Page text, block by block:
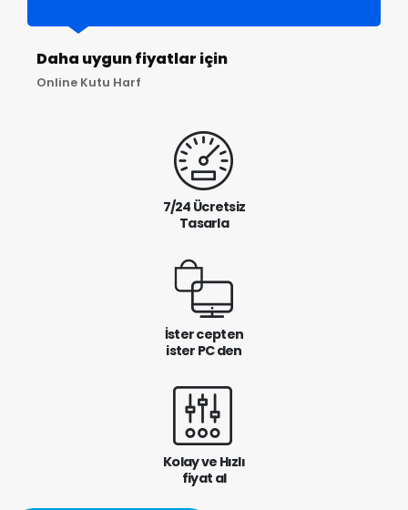
Daha uygun fiyatlar için
Online Kutu Harf
7/24 Ücretsiz
Tasarla
İster cepten
ister PC den
Kolay ve Hızlı
fiyat al